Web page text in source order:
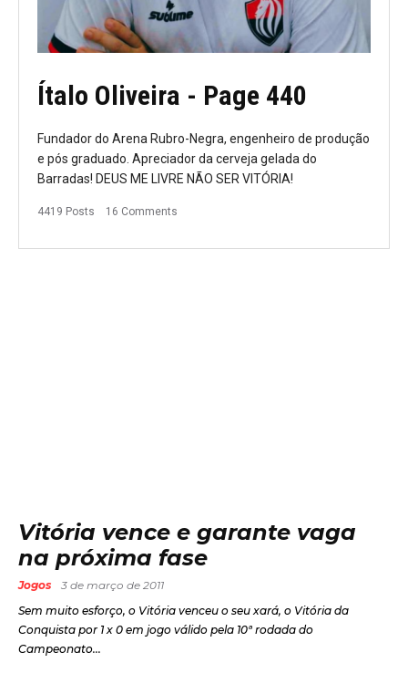
Ítalo Oliveira - Page 440
Fundador do Arena Rubro-Negra, engenheiro de produção
e pós graduado. Apreciador da cerveja gelada do
Barradas! DEUS ME LIVRE NÃO SER VITÓRIA!
4419 Posts 16 Comments
Vitória vence e garante vaga
na próxima fase
Jogos
3 de março de 2011
Sem muito esforço, o Vitória venceu o seu xará, o Vitória da
Conquista por 1 x 0 em jogo válido pela 10ª rodada do
Campeonato...